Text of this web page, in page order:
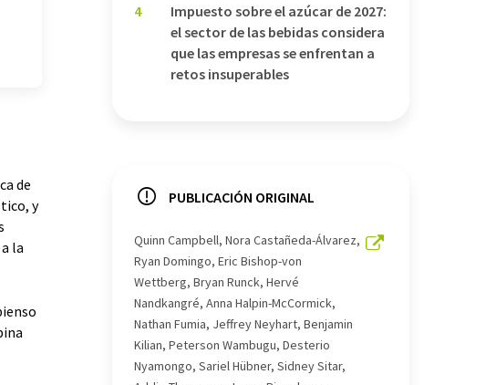
de
y
la
4
Impuesto sobre el azúcar de 2027:
el sector de las bebidas considera
que las empresas se enfrentan a
retos insuperables
PUBLICACIÓN ORIGINAL
Quinn Campbell, Nora Castañeda-Álvarez,
Ryan Domingo, Eric Bishop-von
Wettberg, Bryan Runck, Hervé
Nandkangré, Anna Halpin-McCormick,
Nathan Fumia, Jeffrey Neyhart, Benjamin
Kilian, Peterson Wambugu, Desterio
Nyamongo, Sariel Hübner, Sidney Sitar,